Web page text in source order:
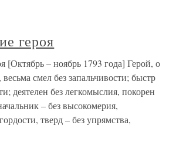
героя
[Октябрь – ноябрь 1793 года] Герой, о
смел без запальчивости; быстр
деятелен без легкомыслия, покорен
– без высокомерия,
тверд – без упрямства,